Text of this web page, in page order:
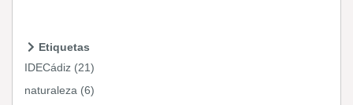
Etiquetas
IDECádiz (21)
naturaleza (6)